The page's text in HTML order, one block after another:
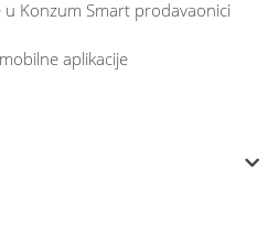
Konzum Smart prodavaonici
aplikacije